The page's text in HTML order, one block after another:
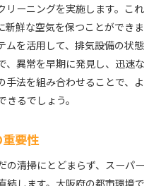
リーニングを実施します。これ
新鮮な空気を保つことができま
ムを活用して、排気設備の状態
、異常を早期に発見し、迅速な
手法を組み合わせることで、よ
きるでしょう。
要性
の清掃にとどまらず、スーパー